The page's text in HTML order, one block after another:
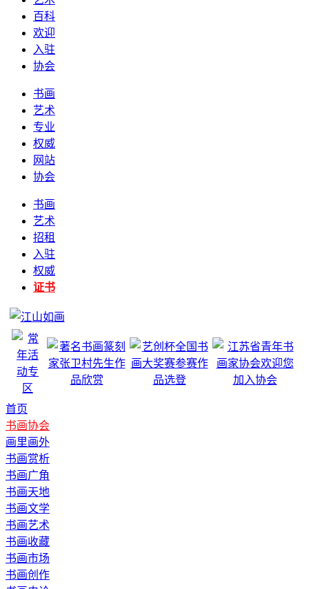
百科
欢迎
入驻
协会
书画
艺术
专业
权威
网站
协会
书画
艺术
招租
入驻
权威
证书
首页
书画协会
画里画外
书画赏析
书画广角
书画天地
书画文学
书画艺术
书画收藏
书画市场
书画创作